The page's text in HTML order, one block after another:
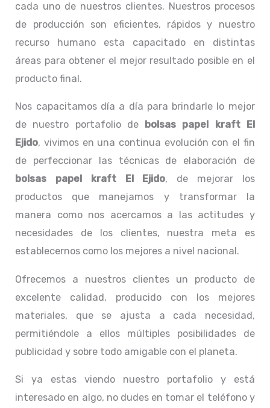
cada uno de nuestros clientes. Nuestros procesos
de producción son eficientes, rápidos y nuestro
recurso humano esta capacitado en distintas
áreas para obtener el mejor resultado posible en el
producto final.
Nos capacitamos día a día para brindarle lo mejor
de nuestro portafolio de
bolsas papel kraft El
Ejido, vivimos en una continua evolución con el fin
de perfeccionar las técnicas de elaboración de
bolsas papel kraft El Ejido, de mejorar los
productos que manejamos y transformar la
manera como nos acercamos a las actitudes y
necesidades de los clientes, nuestra meta es
establecernos como los mejores a nivel nacional.
Ofrecemos a nuestros clientes un producto de
excelente calidad, producido con los mejores
materiales, que se ajusta a cada necesidad,
permitiéndole a ellos múltiples posibilidades de
publicidad y sobre todo amigable con el planeta.
Si ya estas viendo nuestro portafolio y está
interesado en algo, no dudes en tomar el teléfono y